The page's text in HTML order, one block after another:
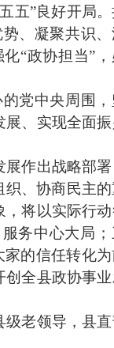
五”良好开局
、凝聚共识、
“政协担当”
党中央周围，
、实现全面
作出战略部署
织、协商民主
将以实际行
务中心大局
的信任转化
全县政协事
老领导，县直